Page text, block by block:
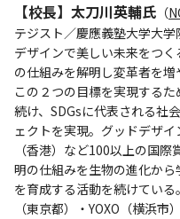
【校長】太刀川英輔氏 （
テジスト／慶應義塾大学大学
デザインで美しい未来をつ
の仕組みを解明し変革者を増
この２つの目標を実現する
続け、SDGsに代表される社
ェクトを実現。グッドデザ
（香港）など100以上の国
明の仕組みを生物の進化か
を育成する活動を続けてい
（東京都）・YOXO（横浜市